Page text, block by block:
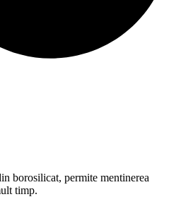
borosilicat, permite mentinerea
timp.